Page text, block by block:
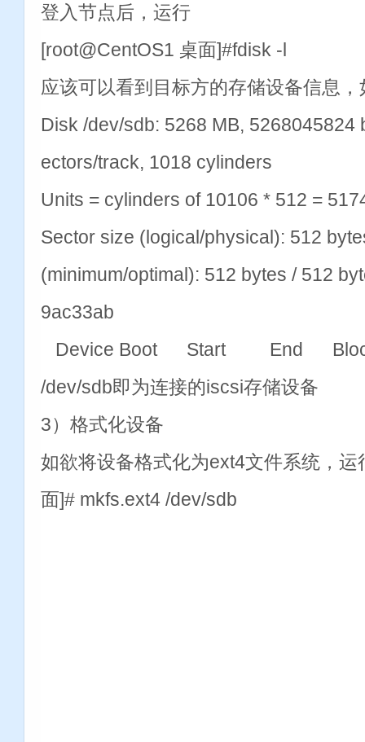
登入节点后，运行
[root@CentOS1 桌面]#fdisk -l
应该可以看到目标方的存储设备信息
Disk /dev/sdb: 5268 MB, 5268045824
ectors/track, 1018 cylinders
Units = cylinders of 10106 * 512 =
Sector size (logical/physical): 512
(minimum/optimal): 512 bytes / 512
9ac33ab
Device Boot Start End
/dev/sdb即为连接的iscsi存储设备
3）格式化设备
如欲将设备格式化为ext4文件系统，
面]# mkfs.ext4 /dev/sdb